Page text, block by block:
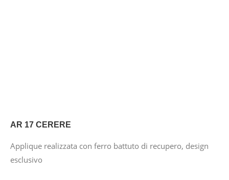
AR 17 CERERE
Applique realizzata con ferro battuto di recupero, design
esclusivo